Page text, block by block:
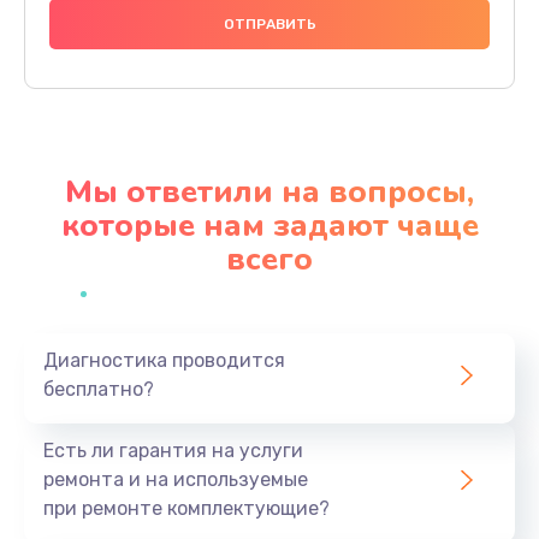
1490 руб.
Заказать
Ремонт разъема питания
Заказать
Мы ответили на вопросы,
которые нам задают чаще
всего
Диагностика проводится
бесплатно?
Есть ли гарантия на услуги
ремонта и на используемые
при ремонте комплектующие?